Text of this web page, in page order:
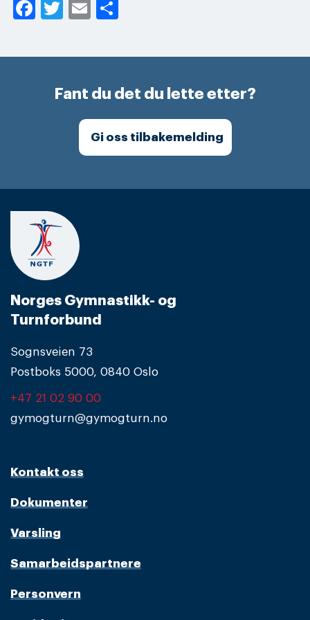
Facebook
Twitter
Email
Fant du det du lette etter?
Gi oss tilbakemelding
Norges Gymnastikk- og
Turnforbund
Sognsveien 73
Postboks 5000, 0840 Oslo
+47 21 02 90 00
gymogturn@gymogturn.no
Kontakt oss
Dokumenter
Varsling
Samarbeidspartnere
Personvern